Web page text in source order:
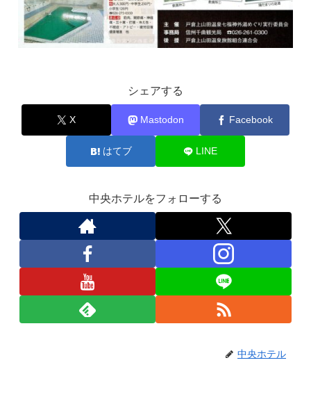
シェアする
X Mastodon Facebook
はてブ LINE
中央ホテルをフォローする
中央ホテル